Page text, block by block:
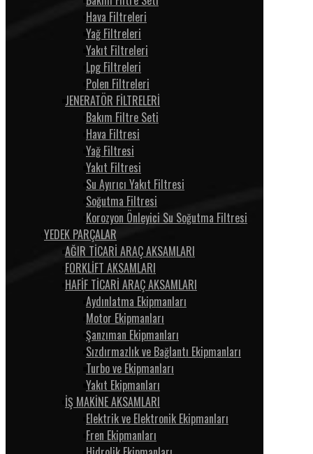
Hava Filtreleri
Yağ Filtreleri
Yakıt Filtreleri
Lpg Filtreleri
Polen Filtreleri
JENERATÖR FİLTRELERİ
Bakım Filtre Seti
Hava Filtresi
Yağ Filtresi
Yakıt Filtresi
Su Ayırıcı Yakıt Filtresi
Soğutma Filtresi
Korozyon Önleyici Su Soğutma Filtresi
YEDEK PARÇALAR
AĞIR TİCARİ ARAÇ AKSAMLARI
FORKLİFT AKSAMLARI
HAFİF TİCARİ ARAÇ AKSAMLARI
Aydınlatma Ekipmanları
Motor Ekipmanları
Şanzıman Ekipmanları
Sızdırmazlık ve Bağlantı Ekipmanları
Turbo ve Ekipmanları
Yakıt Ekipmanları
İŞ MAKİNE AKSAMLARI
Elektrik ve Elektronik Ekipmanları
Fren Ekipmanları